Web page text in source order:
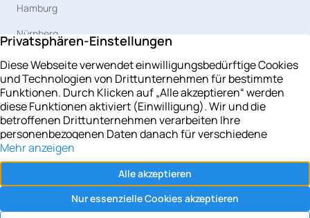
Hamburg
Nürnberg
Magdeburg
Celle
Berlin
Leipzig
Potsdam
Rostock
Kiel